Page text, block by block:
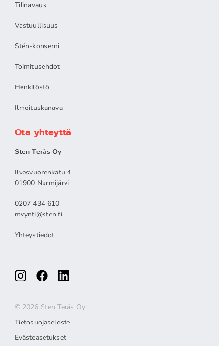
Tilinavaus
Vastuullisuus
Stén-konserni
Toimitusehdot
Henkilöstö
Ilmoituskanava
Ota yhteyttä
Sten Teräs Oy
Ilvesvuorenkatu 4
01900 Nurmijärvi
0207 434 610
myynti@sten.fi
Yhteystiedot
© 2026 Sten Teräs Oy
Tietosuojaseloste
Evästeasetukset